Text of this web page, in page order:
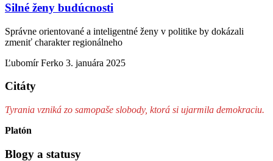
Silné ženy budúcnosti
Správne orientované a inteligentné ženy v politike by dokázali
zmeniť charakter regionálneho
Ľubomír Ferko 3. januára 2025
Citáty
Tyrania vzniká zo samopaše slobody, ktorá si ujarmila demokraciu.
Platón
Blogy a statusy